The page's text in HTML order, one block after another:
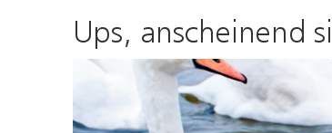
Ups, anscheinend